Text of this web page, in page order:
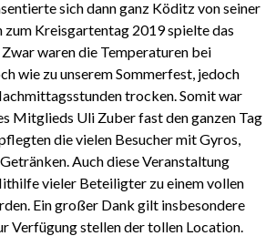
sich dann ganz Köditz von seiner
zum Kreisgartentag 2019 spielte das
waren die Temperaturen bei
wie zu unserem Sommerfest, jedoch
trocken. Somit war
Mitglieds Uli Zuber fast den ganzen Tag
die vielen Besucher mit Gyros,
Auch diese Veranstaltung
vieler Beteiligter zu einem vollen
Ein großer Dank gilt insbesondere
Verfügung stellen der tollen Location.